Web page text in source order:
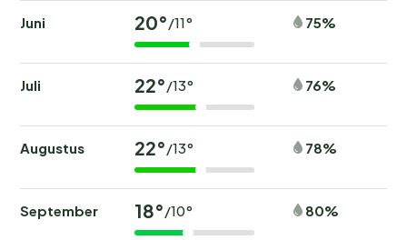
Juni 20°/11° 75%
Juli 22°/13° 76%
Augustus 22°/13° 78%
September 18°/10° 80%